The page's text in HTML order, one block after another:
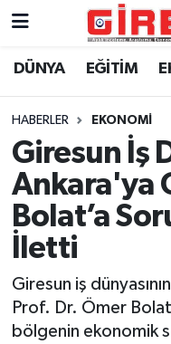
DÜNYA EĞİTİM
HABERLER EKONOMİ
Giresun İş
Ankara'ya
Bolat’a
İletti
Giresun iş
Prof. Dr. Ömer
bölgenin ekonomik
Hava Durumu
Trafik Durumu
Süper Lig Puan
Tüm Manşetler
Son Dakika
Haber Arşivi